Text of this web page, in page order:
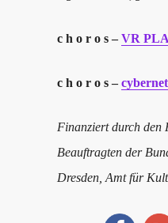
c h o r o s –VR
c h o r o s –
Finanziert durch den
Beauftragten der
Dresden, Amt für